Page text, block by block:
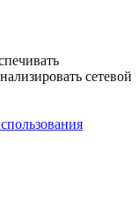
сетевой